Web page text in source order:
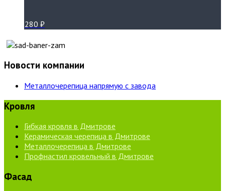
280 ₽
Новости компании
Металлочерепица напрямую с завода
Кровля
Гибкая кровля в Дмитрове
Керамическая черепица в Дмитрове
Металлочерепица в Дмитрове
Профнастил кровельный в Дмитрове
Фасад